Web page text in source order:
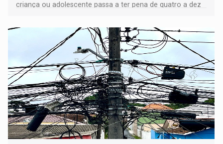
criança ou adolescente passa a ter pena de quatro a dez